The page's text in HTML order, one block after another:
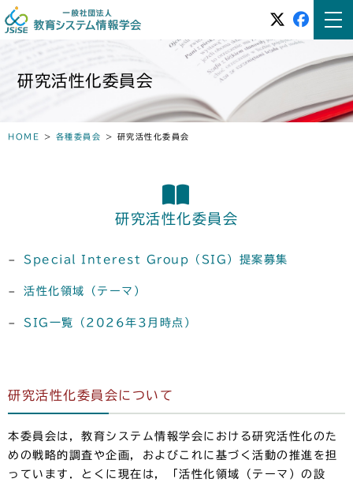
研究活性化委員会
HOME > 各種委員会 > 研究活性化委員会
研究活性化委員会
Special Interest Group（SIG）提案募集
活性化領域（テーマ）
SIG一覧（2026年3月時点）
研究活性化委員会について
本委員会は，教育システム情報学会における研究活性化のた
めの戦略的調査や企画，およびこれに基づく活動の推進を担
っています．とくに現在は，「活性化領域（テーマ）の設